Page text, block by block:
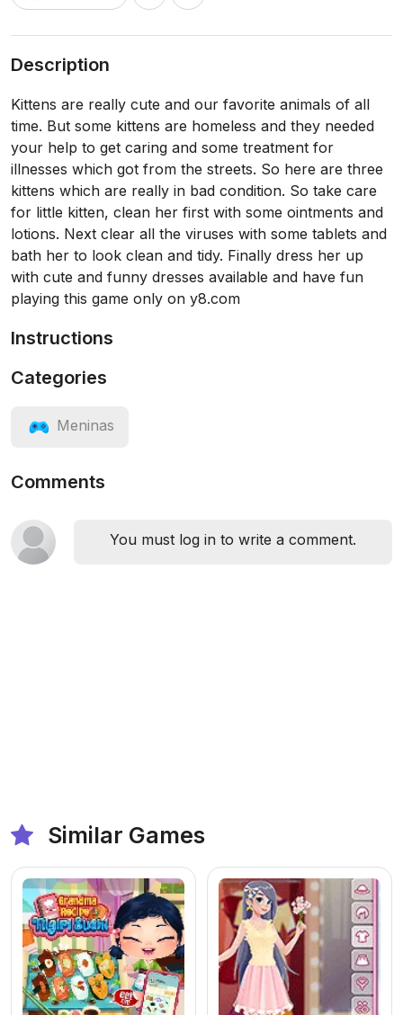
Description
Kittens are really cute and our favorite animals of all
time. But some kittens are homeless and they needed
your help to get caring and some treatment for
illnesses which got from the streets. So here are three
kittens which are really in bad condition. So take care
for little kitten, clean her first with some ointments and
lotions. Next clear all the viruses with some tablets and
bath her to look clean and tidy. Finally dress her up
with cute and funny dresses available and have fun
playing this game only on y8.com
Instructions
Categories
Meninas
Comments
You must log in to write a comment.
Similar Games